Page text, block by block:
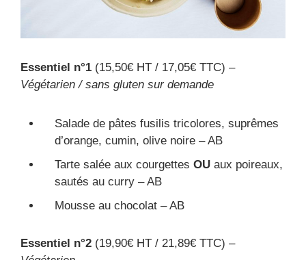
Essentiel n°1 (15,50€ HT / 17,05€ TTC) –
Végétarien / sans gluten sur demande
Salade de pâtes fusilis tricolores, suprêmes
d’orange, cumin, olive noire – AB
Tarte salée aux courgettes OU aux poireaux,
sautés au curry – AB
Mousse au chocolat – AB
Essentiel n°2 (19,90€ HT / 21,89€ TTC) –